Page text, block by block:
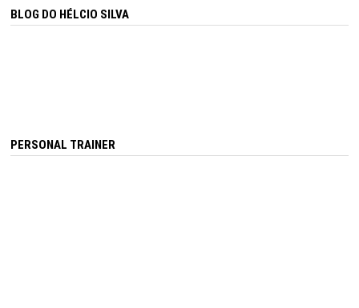
BLOG DO HÉLCIO SILVA
PERSONAL TRAINER